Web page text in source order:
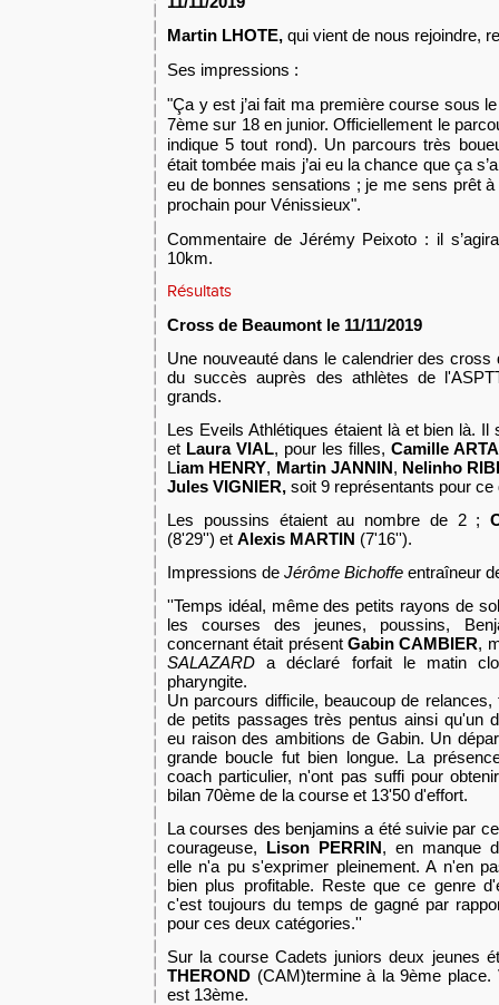
Martin LHOTE, qui vient de nous rejoindre,
Ses impressions :
"Ça y est j’ai fait ma première course sous
7ème sur 18 en junior. Officiellement le
indique 5 tout rond). Un parcours très
était tombée mais j’ai eu la chance que ça
eu de bonnes sensations ; je me sens prêt
prochain pour Vénissieux".
Commentaire de Jérémy Peixoto : il
10km.
Résultats
Cross de Beaumont le 11/11/2019
Une nouveauté dans le calendrier des
du succès auprès des athlètes de
grands.
Les Eveils Athlétiques étaient là et bien là.
et Laura VIAL, pour les filles, Camille
Liam HENRY, Martin JANNIN, Nelinho
Jules VIGNIER, soit 9 représentants pour ce
Les poussins étaient au nombre de 2 ;
(8'29'') et Alexis MARTIN (7'16'').
Impressions de Jérôme Bichoffe entraîneur
''Temps idéal, même des petits rayons de
les courses des jeunes, poussins,
concernant était présent Gabin CAMBIER,
SALAZARDa déclaré forfait le matin
pharyngite.
Un parcours difficile, beaucoup de
de petits passages très pentus ainsi qu'un
eu raison des ambitions de Gabin. Un
grande boucle fut bien longue. La
coach particulier, n'ont pas suffi pour
bilan 70ème de la course et 13'50 d'effort.
La courses des benjamins a été suivie par
courageuse, Lison PERRIN, en manque
elle n'a pu s'exprimer pleinement.An'en
bien plus profitable. Reste que ce genre
c'est toujours du temps de gagné par
pour ces deux catégories.''
Sur la course Cadets juniors deux jeunes
THEROND (CAM)termine à la 9ème place.
est 13ème.